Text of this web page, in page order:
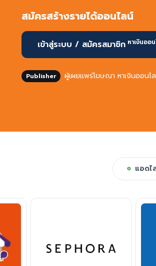
สมัครสร้างรายได้ออนไลน์
เข้าสู่ระบบ / สมัครสมาชิก หาเงินออ
Publisher ผู้เผยแพร่โฆษณา หาเงินออนไ
แอด